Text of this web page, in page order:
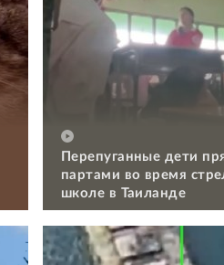
Перепуганные дети
партами во время
школе в Таиланде